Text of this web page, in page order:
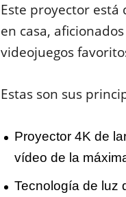
Este proyector
en casa,
videojuegos
Estas son sus
Proyector 4K de
vídeo de la
Tecnología de luz